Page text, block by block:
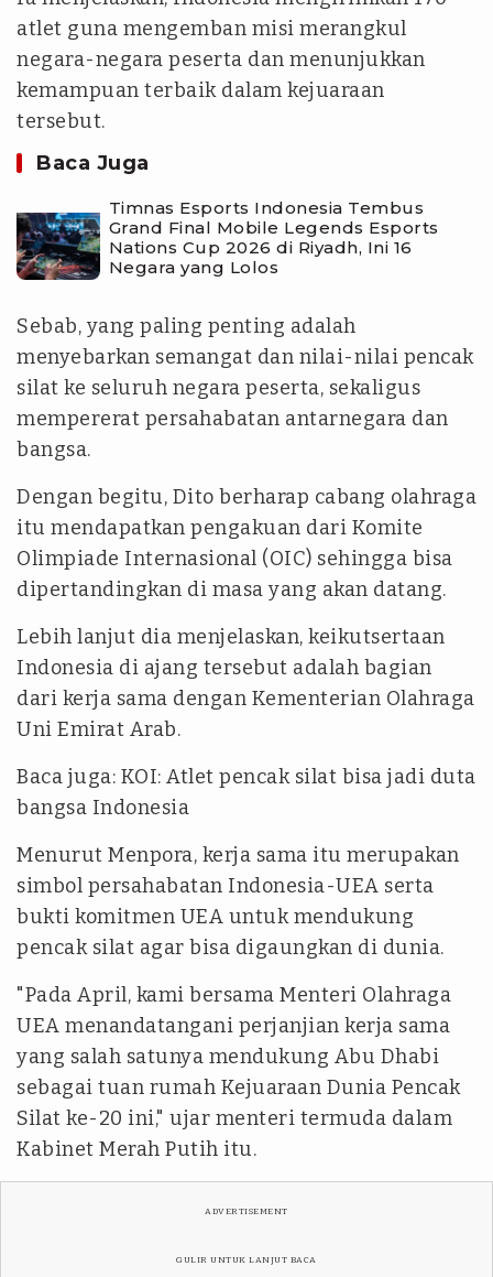
atlet guna mengemban misi merangkul
negara-negara peserta dan menunjukkan
kemampuan terbaik dalam kejuaraan
tersebut.
Baca Juga
Timnas Esports Indonesia Tembus
Grand Final Mobile Legends Esports
Nations Cup 2026 di Riyadh, Ini 16
Negara yang Lolos
Sebab, yang paling penting adalah
menyebarkan semangat dan nilai-nilai pencak
silat ke seluruh negara peserta, sekaligus
mempererat persahabatan antarnegara dan
bangsa.
Dengan begitu, Dito berharap cabang olahraga
itu mendapatkan pengakuan dari Komite
Olimpiade Internasional (OIC) sehingga bisa
dipertandingkan di masa yang akan datang.
Lebih lanjut dia menjelaskan, keikutsertaan
Indonesia di ajang tersebut adalah bagian
dari kerja sama dengan Kementerian Olahraga
Uni Emirat Arab.
Baca juga: KOI: Atlet pencak silat bisa jadi duta
bangsa Indonesia
Menurut Menpora, kerja sama itu merupakan
simbol persahabatan Indonesia-UEA serta
bukti komitmen UEA untuk mendukung
pencak silat agar bisa digaungkan di dunia.
"Pada April, kami bersama Menteri Olahraga
UEA menandatangani perjanjian kerja sama
yang salah satunya mendukung Abu Dhabi
sebagai tuan rumah Kejuaraan Dunia Pencak
Silat ke-20 ini," ujar menteri termuda dalam
Kabinet Merah Putih itu.
ADVERTISEMENT
GULIR UNTUK LANJUT BACA